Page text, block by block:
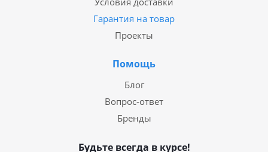
Гарантия на товар
Проекты
Помощь
Блог
Вопрос-ответ
Бренды
Будьте всегда в курсе!